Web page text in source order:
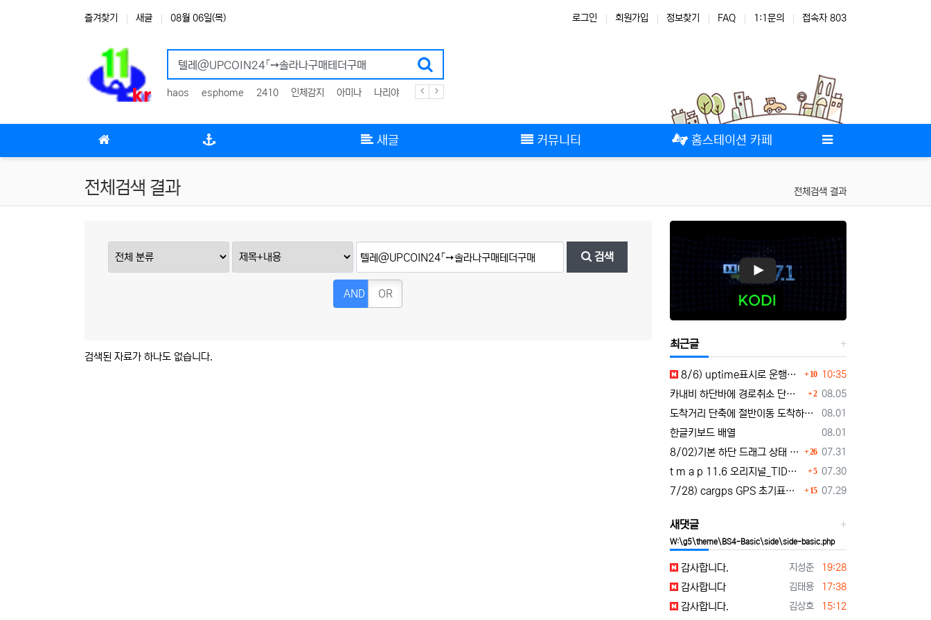
즐겨찾기 새글 08월 06일(목) 로그인 회원가입 정보찾기 FAQ 1:1문의 접속자 803
haos esphome 2410 인체감지 아미나 나리야 플러그인 위젯 애드온
새글 커뮤니티 홈스테이션 카페
전체검색 결과 전체검색 결과
검색
AND OR
검색된 자료가 하나도 없습니다.
최근글
등록일
10:35
8/6) uptime표시로 운행시간표시 🚗최근목적지 바로가기 및 ⛔이전화면이동과 260806 10
등록일
08.05
카내비 하단바에 경로취소 단축버튼 추가 요청 2
등록일
08.01
도착거리 단축에 절반이동 도착하기 로드리게스로 5가지를 한 번에 배우세요
등록일
08.01
한글키보드 배열
등록일
07.31
8/02)기본 하단 드래그 상태 시작 기능 carnavi-11-6-0-3944_cargps_260802.apk 26
등록일
07.30
t m a p 11.6 오리지널_TID로그인 파일설치 tmap-11-6-0-3944_org signed.apk 5
등록일
07.29
7/28) cargps GPS 초기표시 및 터널 진입 안정화 개선 carnavi-11-4-2-3880_cargps_260728.apk 15
새댓글
W:\g5\theme\BS4-Basic\side\side-basic.php
등록자
지성준 등록일
19:28
감사합니다.
등록자
김태용 등록일
17:38
감사합니다
등록자
김상호 등록일
15:12
감사합니다.